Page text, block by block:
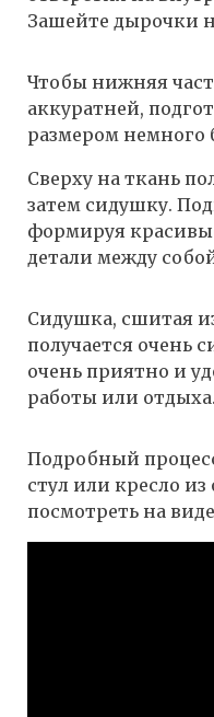
Зашейте дырочки
Чтобы нижняя
аккуратней,
размером немного
Сверху на ткань
затем сидушку.
формируя
детали между
Сидушка, сшитая
получается очень
очень приятно и
работы или отдыха.
Подробный
стул или кресло
посмотреть на